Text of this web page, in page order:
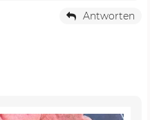
Antworten